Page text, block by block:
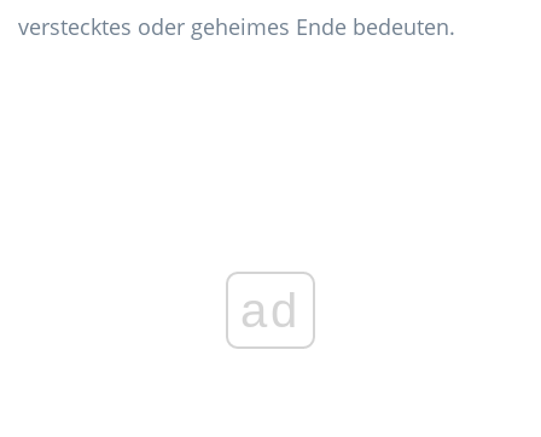
verstecktes oder geheimes Ende bedeuten.
ad